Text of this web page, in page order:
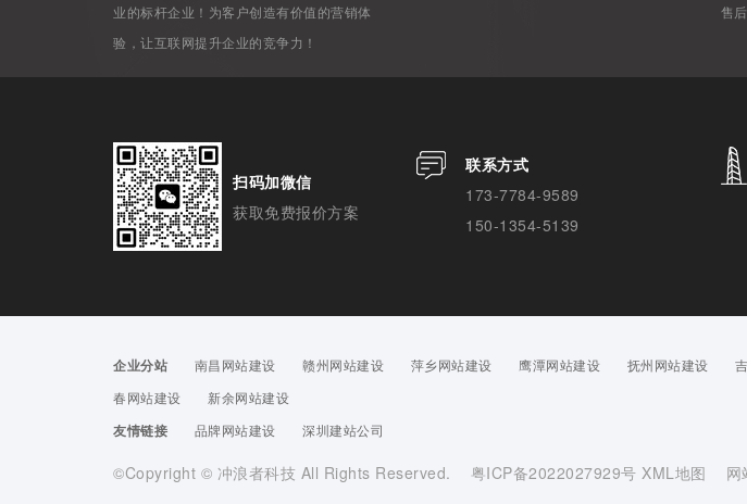
业的标杆企业！为客户创造有价值的营销体
验，让互联网提升企业的竞争力！
售
扫码加微信
获取免费报价方案
联系方式
173-7784-9589
150-1354-5139
企业分站 南昌网站建设 赣州网站建设 萍乡网站建设 鹰潭网站建设 抚州网站建设
春网站建设
新余网站建设
友情链接 品牌网站建设 深圳建站公司
©Copyright © 冲浪者科技 All Rights Reserved. 粤ICP备2022027929号 XML地图 网